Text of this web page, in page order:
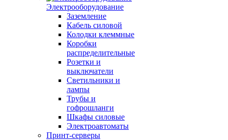
Электрооборудование
Заземление
Кабель силовой
Колодки клеммные
Коробки
распределительные
Розетки и
выключатели
Светильники и
лампы
Трубы и
гофрошланги
Шкафы силовые
Электроавтоматы
Принт-серверы